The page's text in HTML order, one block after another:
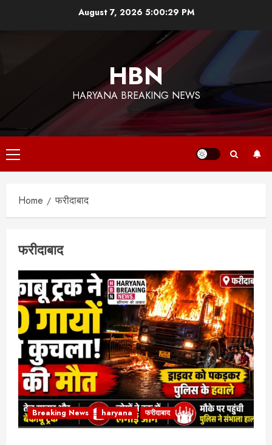
August 7, 20265:00:31 PM
HBN
HARYANA BREAKING NEWS
Primary
Menu
Home फरीदाबाद
फरीदाबाद
Breaking News haryana फरीदाबाद